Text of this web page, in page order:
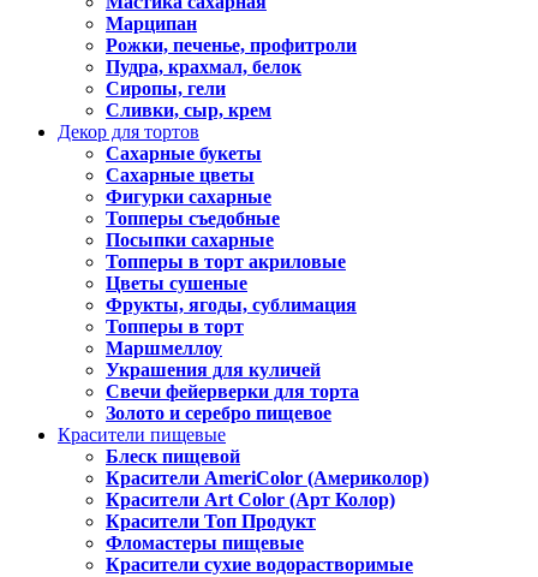
Марципан
Рожки, печенье, профитроли
Пудра, крахмал, белок
Сиропы, гели
Сливки, сыр, крем
Декор для тортов
Сахарные букеты
Сахарные цветы
Фигурки сахарные
Топперы съедобные
Посыпки сахарные
Топперы в торт акриловые
Цветы сушеные
Фрукты, ягоды, сублимация
Топперы в торт
Маршмеллоу
Украшения для куличей
Свечи фейерверки для торта
Золото и серебро пищевое
Красители пищевые
Блеск пищевой
Красители AmeriColor (Америколор)
Красители Art Color (Арт Колор)
Красители Топ Продукт
Фломастеры пищевые
Красители сухие водорастворимые